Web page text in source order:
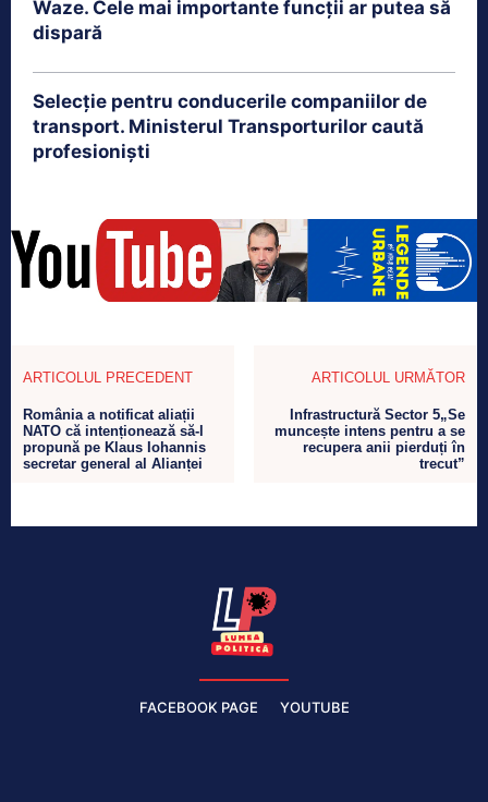
Waze. Cele mai importante funcții ar putea să
dispară
Selecție pentru conducerile companiilor de
transport. Ministerul Transporturilor caută
profesioniști
ARTICOLUL PRECEDENT
România a notificat aliații
NATO că intenționează să-l
propună pe Klaus Iohannis
secretar general al Alianței
ARTICOLUL URMĂTOR
Infrastructură Sector 5„Se
muncește intens pentru a se
recupera anii pierduți în
trecut”
FACEBOOK PAGE YOUTUBE